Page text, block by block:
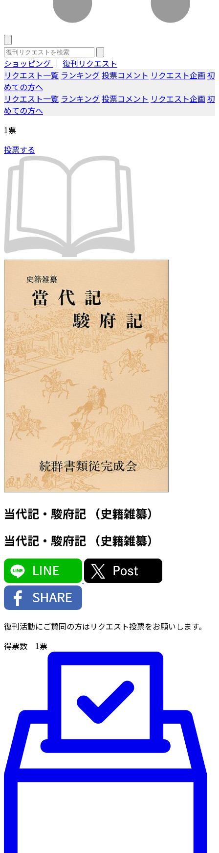
ショッピング ｜ 復刊リクエスト
リクエスト一覧 ランキング投票コメント リクエスト企画 初
めての方へ
リクエスト一覧 ランキング投票コメント リクエスト企画 初
めての方へ
1票
投票する
当代記・駿府記 （史籍雑纂）
当代記・駿府記 （史籍雑纂）
復刊活動にご賛同の方はリクエスト投票をお願いします。
得票数 1票